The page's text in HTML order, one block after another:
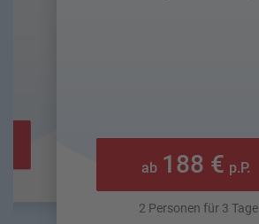
ab 188 € p.P.
2 Personen für 3 Tage